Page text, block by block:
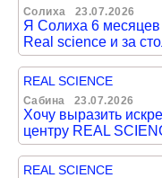
Солиха 23.07.2026
Я Солиха 6
Real science и за
REAL SCIENCE
Сабина 23.07.2026
Хочу выразить
центру REAL
REAL SCIENCE